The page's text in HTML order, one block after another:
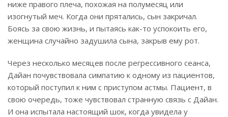
ниже правого плеча, похожая на полумесяц или
изогнутый меч. Когда они прятались, сын закричал.
Боясь за свою жизнь, и пытаясь как-то успокоить его,
женщина случайно задушила сына, закрыв ему рот.
Через несколько месяцев после регрессивного сеанса,
Дайан почувствовала симпатию к одному из пациентов,
который поступил к ним с приступом астмы. Пациент, в
свою очередь, тоже чувствовал странную связь с Дайан.
И она испытала настоящий шок, когда увидела у